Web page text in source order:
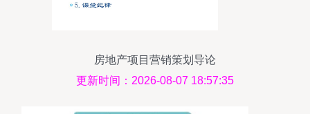
房地产项目营销策划导论
更新时间：2026-08-07 18:57:35